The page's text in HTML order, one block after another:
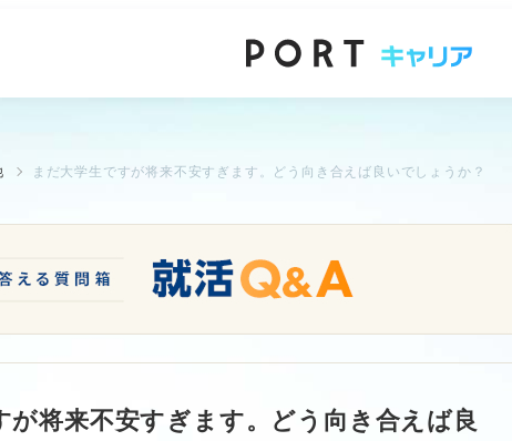
まだ大学生ですが将来不安すぎます。どう向き合えば良いでしょうか？
が将来不安すぎます。どう向き合えば良